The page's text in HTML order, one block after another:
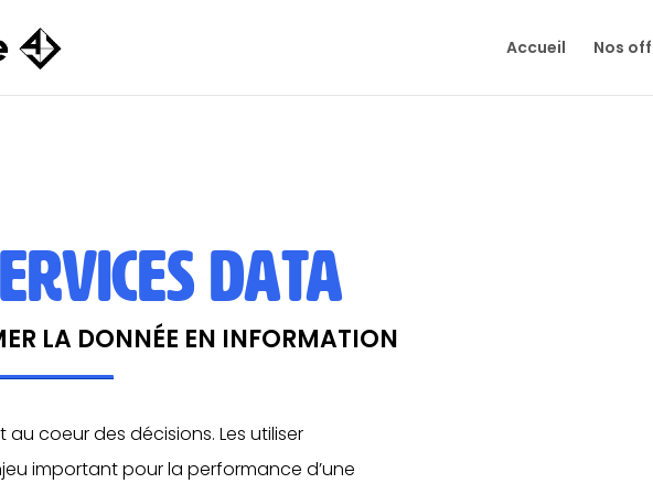
Accueil Nos
DATA
LA DONNÉE EN INFORMATION
au coeur des décisions. Les utiliser
important pour la performance d’une